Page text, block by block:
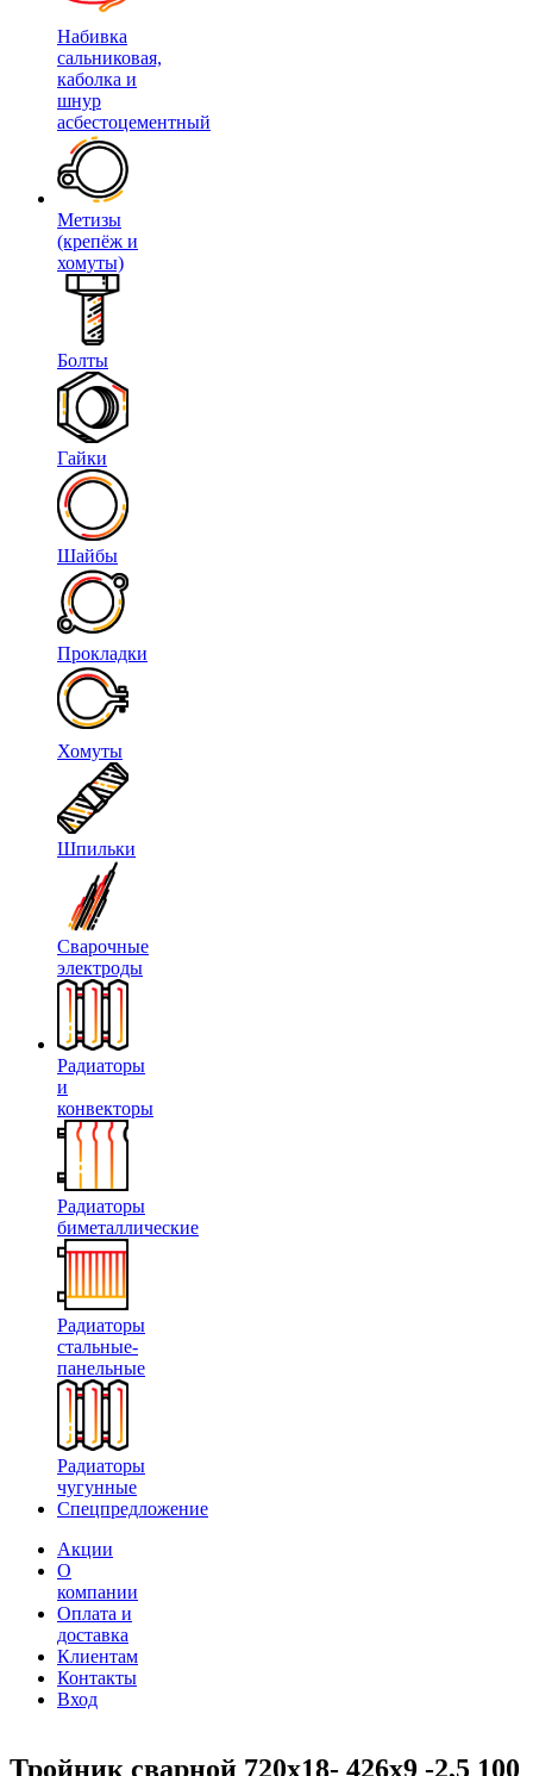
Набивка
сальниковая,
каболка и
шнур
асбестоцементный
Метизы
(крепёж и
хомуты)
Болты
Гайки
Шайбы
Прокладки
Хомуты
Шпильки
Сварочные
электроды
Радиаторы
и
конвекторы
Радиаторы
биметаллические
Радиаторы
стальные-
панельные
Радиаторы
чугунные
Спецпредложение
Акции
О
компании
Оплата и
доставка
Клиентам
Контакты
Вход
Тройник сварной 720х18- 426х9 -2,5 100